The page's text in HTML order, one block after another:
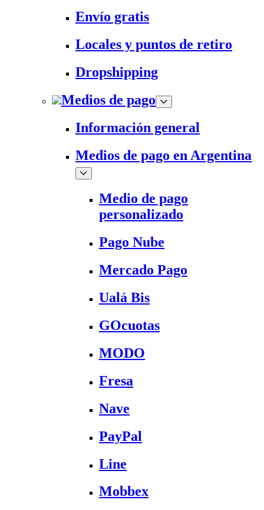
Envío gratis
Locales y puntos de retiro
Dropshipping
Medios de pago
Información general
Medios de pago en Argentina
Medio de pago
personalizado
Pago Nube
Mercado Pago
Ualá Bis
GOcuotas
MODO
Fresa
Nave
PayPal
Line
Mobbex